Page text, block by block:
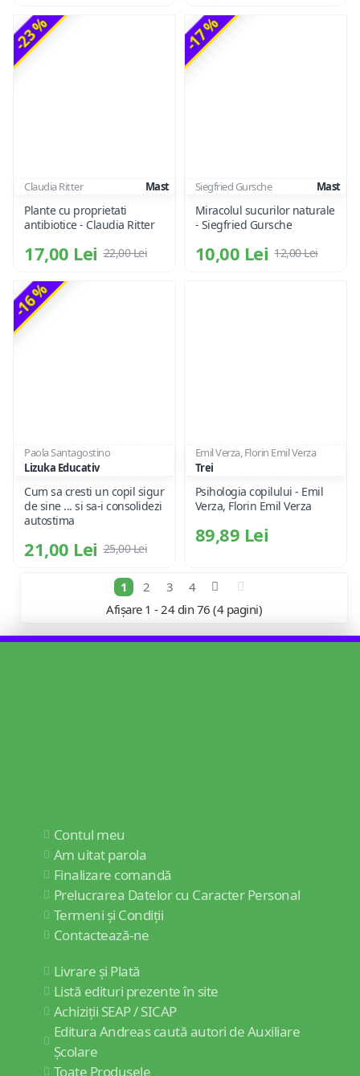
-23 %
Claudia Ritter Mast
Plante cu proprietati
antibiotice - Claudia Ritter
17,00 Lei 22,00 Lei
-17 %
Siegfried Gursche Mast
Miracolul sucurilor naturale
- Siegfried Gursche
10,00 Lei 12,00 Lei
-16 %
Paola Santagostino
Lizuka Educativ
Cum sa cresti un copil sigur
de sine ... si sa-i consolidezi
autostima
21,00 Lei 25,00 Lei
Emil Verza, Florin Emil Verza
Trei
Psihologia copilului - Emil
Verza, Florin Emil Verza
89,89 Lei
1 2 3
4
Afișare 1 - 24 din 76 (4 pagini)
Contul meu
Am uitat parola
Finalizare comandă
Prelucrarea Datelor cu Caracter Personal
Termeni și Condiții
Contactează-ne
Livrare și Plată
Listă edituri prezente în site
Achiziții SEAP / SICAP
Editura Andreas caută autori de Auxiliare
Școlare
Toate Produsele